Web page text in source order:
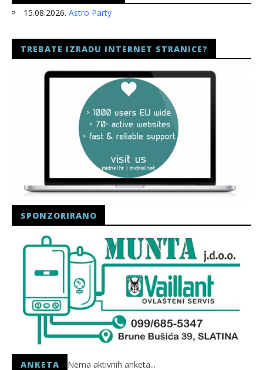
15.08.2026. Astro Party
TREBATE IZRADU INTERNET STRANICE?
SPONZORIRANO
ANKETA Nema aktivnih anketa...